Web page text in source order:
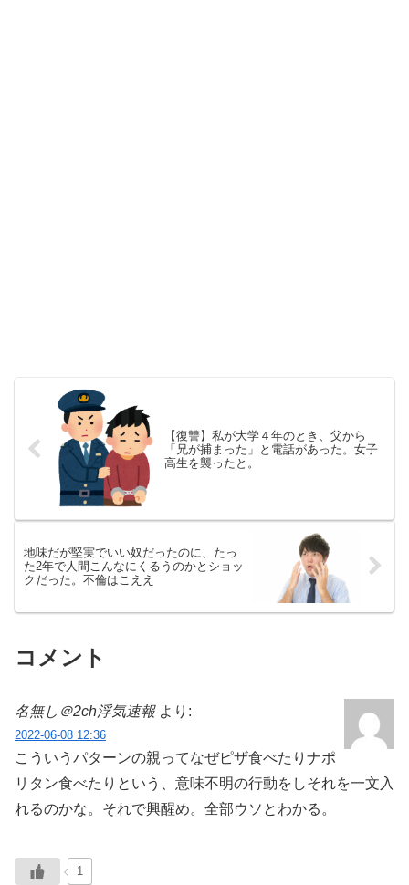
【復讐】私が大学４年のとき、父から
「兄が捕まった」と電話があった。女子
高生を襲ったと。
地味だが堅実でいい奴だったのに、たっ
た2年で人間こんなにくるうのかとショッ
クだった。不倫はこええ
コメント
名無し＠2ch浮気速報 より:
2022-06-08 12:36
こういうパターンの親ってなぜピザ食べたりナポ
リタン食べたりという、意味不明の行動をしそれを一文入
れるのかな。それで興醒め。全部ウソとわかる。
1